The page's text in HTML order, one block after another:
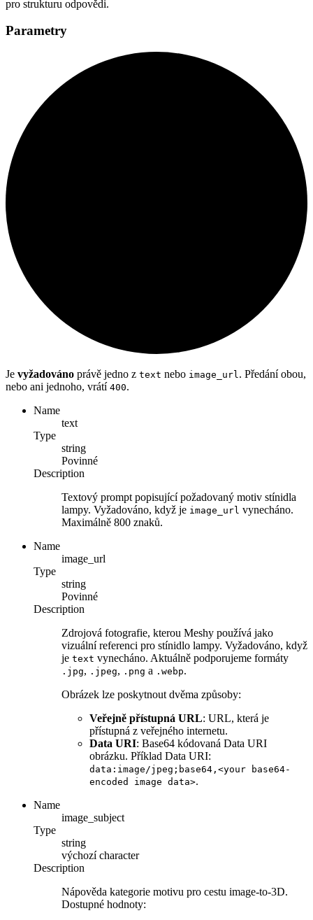
pro strukturu odpovědi.
Parametry
Je vyžadováno právě jedno z text nebo image_url. Předání obou,
nebo ani jednoho, vrátí 400.
Name
text
Type
string
Povinné
Description
Textový prompt popisující požadovaný motiv stínidla
lampy. Vyžadováno, když je image_url vynecháno.
Maximálně 800 znaků.
Name
image_url
Type
string
Povinné
Description
Zdrojová fotografie, kterou Meshy používá jako
vizuální referenci pro stínidlo lampy. Vyžadováno, když
je text vynecháno. Aktuálně podporujeme formáty
.jpg, .jpeg, .png a .webp.
Obrázek lze poskytnout dvěma způsoby:
Veřejně přístupná URL: URL, která je
přístupná z veřejného internetu.
Data URI: Base64 kódovaná Data URI
obrázku. Příklad Data URI:
data:image/jpeg;base64,<your base64-
encoded image data>.
Name
image_subject
Type
string
výchozí character
Description
Nápověda kategorie motivu pro cestu image-to-3D.
Dostupné hodnoty: